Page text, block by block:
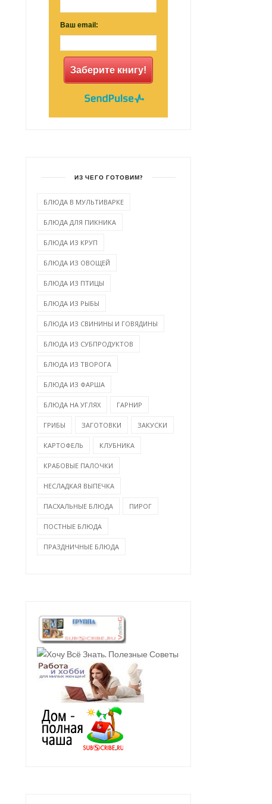
Ваш email:
Заберите книгу!
ИЗ ЧЕГО ГОТОВИМ?
БЛЮДА В МУЛЬТИВАРКЕ
БЛЮДА ДЛЯ ПИКНИКА
БЛЮДА ИЗ КРУП
БЛЮДА ИЗ ОВОЩЕЙ
БЛЮДА ИЗ ПТИЦЫ
БЛЮДА ИЗ РЫБЫ
БЛЮДА ИЗ СВИНИНЫ И ГОВЯДИНЫ
БЛЮДА ИЗ СУБПРОДУКТОВ
БЛЮДА ИЗ ТВОРОГА
БЛЮДА ИЗ ФАРША
БЛЮДА НА УГЛЯХ ГАРНИР
ГРИБЫ ЗАГОТОВКИ ЗАКУСКИ
КАРТОФЕЛЬ КЛУБНИКА
КРАБОВЫЕ ПАЛОЧКИ
НЕСЛАДКАЯ ВЫПЕЧКА
ПАСХАЛЬНЫЕ БЛЮДА ПИРОГ
ПОСТНЫЕ БЛЮДА
ПРАЗДНИЧНЫЕ БЛЮДА